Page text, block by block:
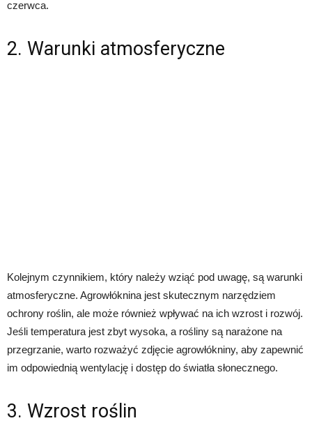
czerwca.
2. Warunki atmosferyczne
Kolejnym czynnikiem, który należy wziąć pod uwagę, są warunki
atmosferyczne. Agrowłóknina jest skutecznym narzędziem
ochrony roślin, ale może również wpływać na ich wzrost i rozwój.
Jeśli temperatura jest zbyt wysoka, a rośliny są narażone na
przegrzanie, warto rozważyć zdjęcie agrowłókniny, aby zapewnić
im odpowiednią wentylację i dostęp do światła słonecznego.
3. Wzrost roślin